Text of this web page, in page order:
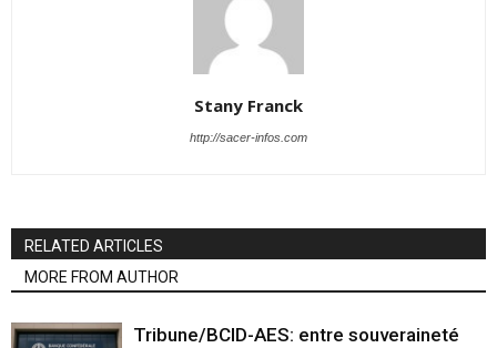
Stany Franck
http://sacer-infos.com
RELATED ARTICLES
MORE FROM AUTHOR
Tribune/BCID-AES: entre souveraineté